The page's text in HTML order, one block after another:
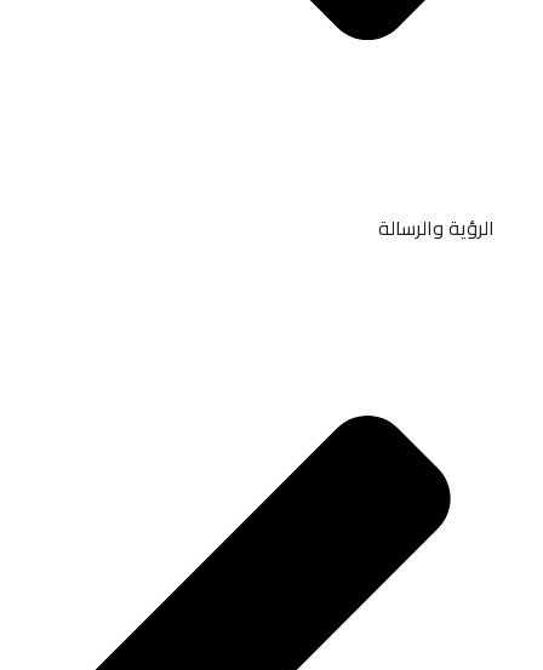
الرؤية والرسالة